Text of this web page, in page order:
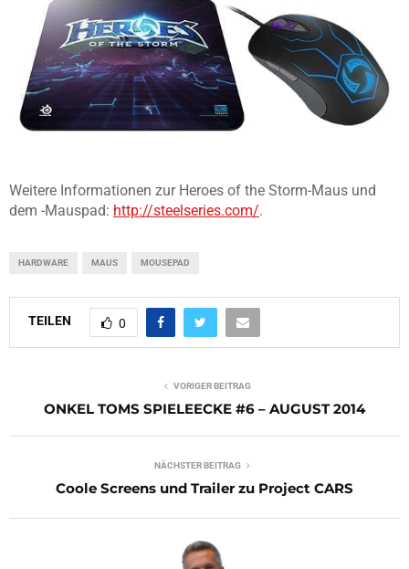
Weitere Informationen zur Heroes of the Storm-Maus und
dem -Mauspad: http://steelseries.com/.
HARDWARE MAUS MOUSEPAD
TEILEN 0
VORIGER BEITRAG
ONKEL TOMS SPIELEECKE #6 – AUGUST 2014
NÄCHSTER BEITRAG
Coole Screens und Trailer zu Project CARS